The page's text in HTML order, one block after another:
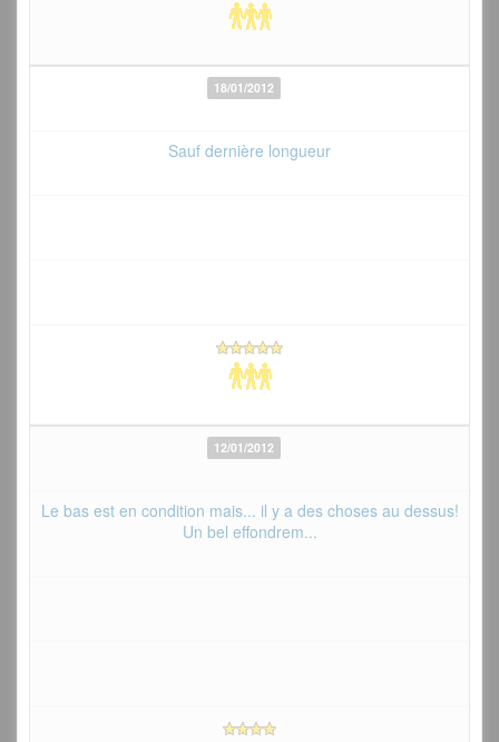
18/01/2012
Sauf dernière longueur
12/01/2012
Le bas est en condition mais... il y a des choses au dessus!
Un bel effondrem...